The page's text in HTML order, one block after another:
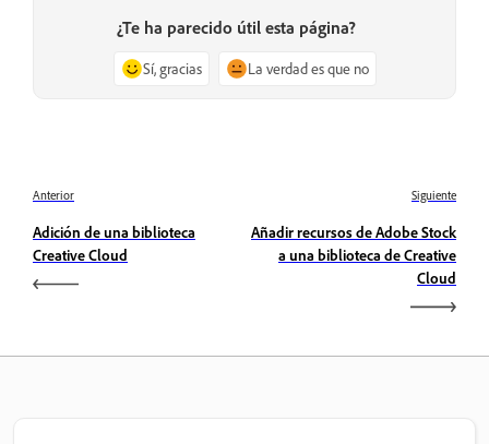
¿Te ha parecido útil esta página?
Sí, gracias La verdad es que no
Anterior
Adición de una biblioteca
Creative Cloud
Siguiente
Añadir recursos de Adobe Stock
a una biblioteca de Creative
Cloud